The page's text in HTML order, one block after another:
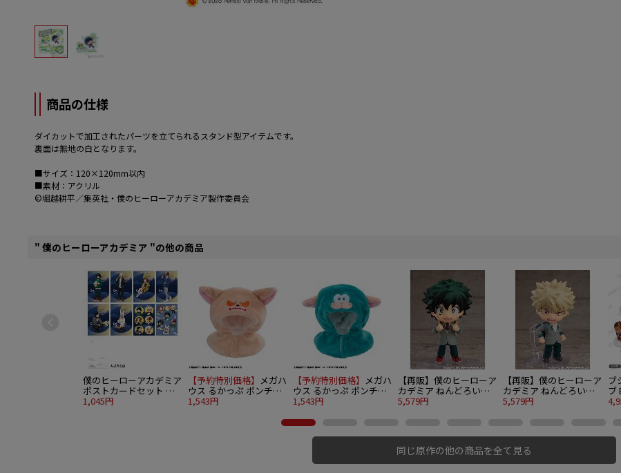
商品の仕様
ダイカットで加工されたパーツを立てられるスタンド型アイテムです。
裏面は無地の白となります。
■サイズ：120×120mm以内
■素材：アクリル
©堀越耕平／集英社・僕のヒーローアカデミア製作委員会
" 僕のヒーローアカデミア "の他の商品
僕のヒーローアカデミア
ポストカードセット お
月見Ver.
1,045円
【予約特別価格】 メガハ
ウス るかっぷ ポンチョ
僕のヒーローアカデミア
1,543円
【予約特別価格】 メガハ
ウス るかっぷ ポンチョ
僕のヒーローアカデミア
1,543円
【再販】僕のヒーローア
カデミア ねんどろいど
緑谷出久 雄英制服Ver.
5,579円
【再販】僕のヒーローア
カデミア ねんどろいど
爆豪勝己 雄英制服Ver.
5,579円
ブ
ブ
僕
同じ原作の他の商品を全て見る